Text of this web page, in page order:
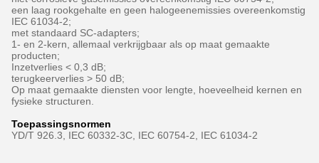
een laag rookgehalte en geen halogeenemissies overeenkomstig
IEC 61034-2;
met standaard SC-adapters;
1- en 2-kern, allemaal verkrijgbaar als op maat gemaakte
producten;
Inzetverlies < 0,3 dB;
terugkeerverlies > 50 dB;
Op maat gemaakte diensten voor lengte, hoeveelheid kernen en
fysieke structuren.
Toepassingsnormen
YD/T 926.3, IEC 60332-3C, IEC 60754-2, IEC 61034-2